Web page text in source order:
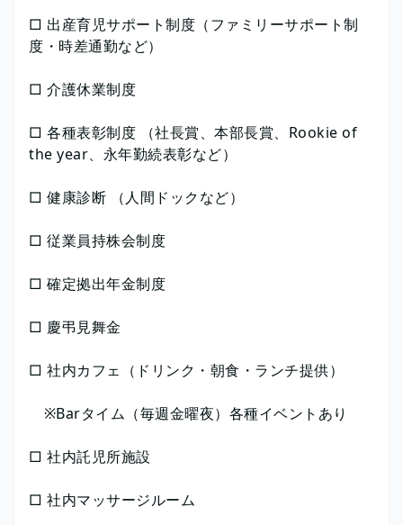
□ 出産育児サポート制度（ファミリーサポート制
度・時差通勤など）
□ 介護休業制度
□ 各種表彰制度 （社長賞、本部長賞、Rookie of
the year、永年勤続表彰など）
□ 健康診断 （人間ドックなど）
□ 従業員持株会制度
□ 確定拠出年金制度
□ 慶弔見舞金
□ 社内カフェ（ドリンク・朝食・ランチ提供）
※Barタイム（毎週金曜夜）各種イベントあり
□ 社内託児所施設
□ 社内マッサージルーム